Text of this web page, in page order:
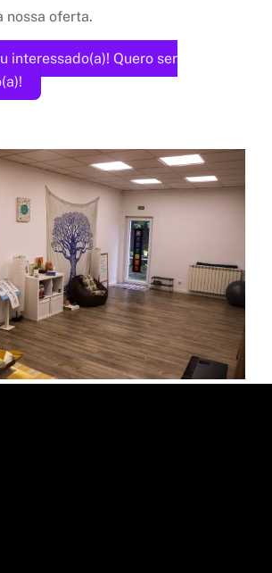
nossa oferta.
interessado(a)! Quero ser